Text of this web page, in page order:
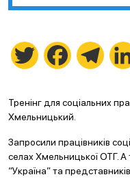
Twitter Facebook
Тренінг для соціальних
Хмельницький.
Запросили працівників
селах Хмельницької ОТГ. А
“Україна” та